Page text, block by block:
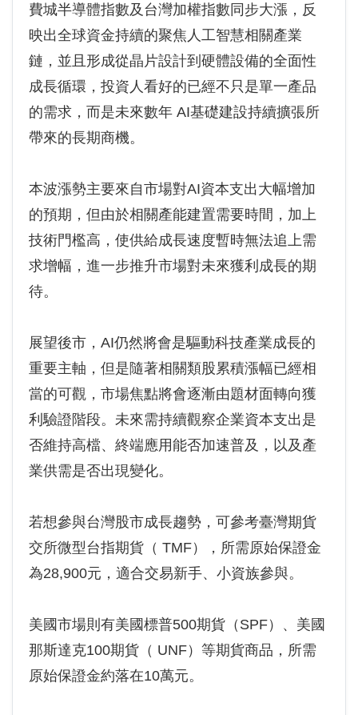
費城半導體指數及台灣加權指數同步大漲，反
映出全球資金持續的聚焦人工智慧相關產業
鏈，並且形成從晶片設計到硬體設備的全面性
成長循環，投資人看好的已經不只是單一產品
的需求，而是未來數年 AI基礎建設持續擴張所
帶來的長期商機。
本波漲勢主要來自市場對AI資本支出大幅增加
的預期，但由於相關產能建置需要時間，加上
技術門檻高，使供給成長速度暫時無法追上需
求增幅，進一步推升市場對未來獲利成長的期
待。
展望後市，AI仍然將會是驅動科技產業成長的
重要主軸，但是隨著相關類股累積漲幅已經相
當的可觀，市場焦點將會逐漸由題材面轉向獲
利驗證階段。未來需持續觀察企業資本支出是
否維持高檔、終端應用能否加速普及，以及產
業供需是否出現變化。
若想參與台灣股市成長趨勢，可參考臺灣期貨
交所微型台指期貨（ TMF），所需原始保證金
為28,900元，適合交易新手、小資族參與。
美國市場則有美國標普500期貨（SPF）、美國
那斯達克100期貨（ UNF）等期貨商品，所需
原始保證金約落在10萬元。